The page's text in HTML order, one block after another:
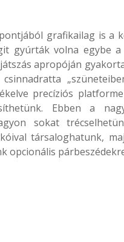
grafikailag is a
gyúrták volna egybe
apropóján
precíziós
Ebben a
sokat
társaloghatunk,
opcionális